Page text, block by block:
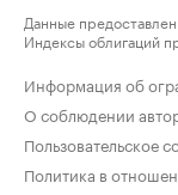
Данные
Индексы облигаций
Информация об
О соблюдении
Пользовательское
Политика в